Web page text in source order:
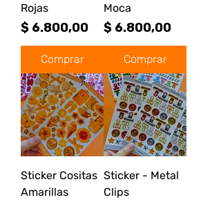
Rojas
Precio
$ 6.800,00
Comprar
Moca
Precio
$ 6.800,00
Comprar
Sticker Cositas
Amarillas
Sticker - Metal
Clips